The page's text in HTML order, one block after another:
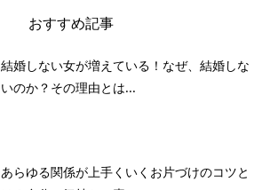
おすすめ記事
結婚しない女が増えている！なぜ、結婚しな
いのか？その理由とは...
あらゆる関係が上手くいくお片づけのコツと